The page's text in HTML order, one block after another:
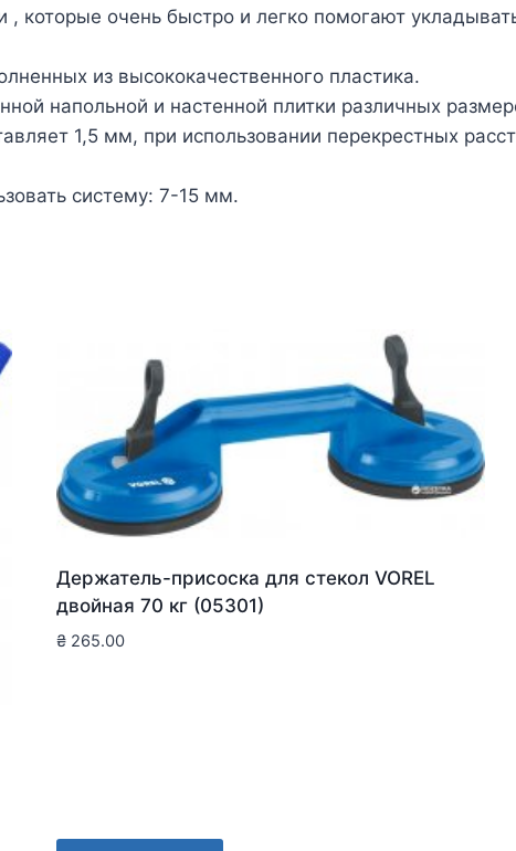
очень быстро и легко помогают
из высококачественного пластика.
напольной и настенной плитки различных
1,5 мм, при использовании перекрестных
систему: 7-15 мм.
Держатель-присоска для стекол VOREL
двойная 70 кг (05301)
₴ 265.00